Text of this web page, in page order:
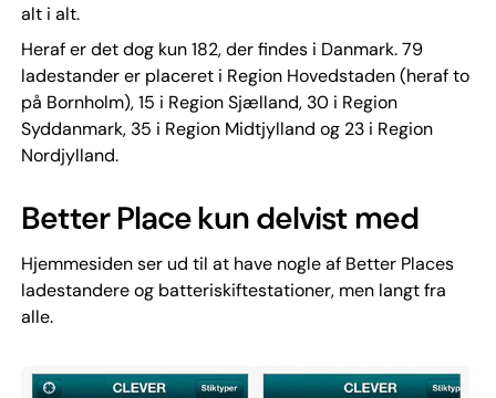
alt i alt.
Heraf er det dog kun 182, der findes i Danmark. 79
ladestander er placeret i Region Hovedstaden (heraf to
på Bornholm), 15 i Region Sjælland, 30 i Region
Syddanmark, 35 i Region Midtjylland og 23 i Region
Nordjylland.
Better Place kun delvist med
Hjemmesiden ser ud til at have nogle af Better Places
ladestandere og batteriskiftestationer, men langt fra
alle.